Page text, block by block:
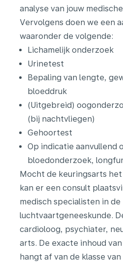
analyse van jouw
Vervolgens doen we een
waaronder de volgende:
Lichamelijk onderzoek
Urinetest
Bepaling van lengte,
bloeddruk
(Uitgebreid)
(bij nachtvliegen)
Gehoortest
Op indicatie aanvullend
bloedonderzoek,
Mocht de keuringsarts
kan er een consult
medisch specialisten in de
luchtvaartgeneeskunde.
cardioloog, psychiater,
arts. De exacte inhoud
hangt af van de klasse